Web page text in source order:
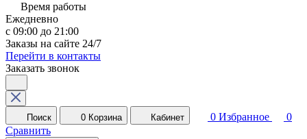
Время работы
Ежедневно
с 09:00 до 21:00
Заказы на сайте 24/7
Перейти в контакты
Заказать звонок
Поиск 0 Корзина Кабинет 0 Избранное
0
Сравнить